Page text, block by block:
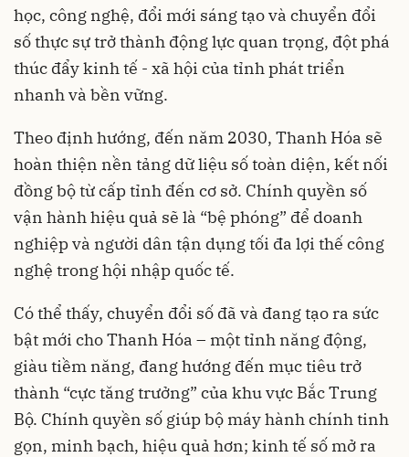
học, công nghệ, đổi mới sáng tạo và chuyển đổi
số thực sự trở thành động lực quan trọng, đột phá
thúc đẩy kinh tế - xã hội của tỉnh phát triển
nhanh và bền vững.
Theo định hướng, đến năm 2030, Thanh Hóa sẽ
hoàn thiện nền tảng dữ liệu số toàn diện, kết nối
đồng bộ từ cấp tỉnh đến cơ sở. Chính quyền số
vận hành hiệu quả sẽ là “bệ phóng” để doanh
nghiệp và người dân tận dụng tối đa lợi thế công
nghệ trong hội nhập quốc tế.
Có thể thấy, chuyển đổi số đã và đang tạo ra sức
bật mới cho Thanh Hóa – một tỉnh năng động,
giàu tiềm năng, đang hướng đến mục tiêu trở
thành “cực tăng trưởng” của khu vực Bắc Trung
Bộ. Chính quyền số giúp bộ máy hành chính tinh
gọn, minh bạch, hiệu quả hơn; kinh tế số mở ra